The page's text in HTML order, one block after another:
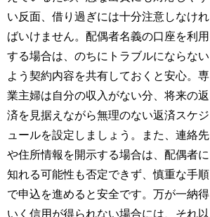
い反面、借り過ぎには十分注意しなけれ
ばいけません。配偶者名義の口座を利用
する場合は、のちにトラブルにならない
よう契約内容を共有しておくと安心。専
業主婦は自分の収入がない分、将来の返
済を見据えながら無理のない返済スケジ
ュールを設定しましょう。また、連絡先
や住所情報を開示する場合は、配偶者に
知れる可能性も否定できず、慎重な手順
で申込を進めると安全です。万が一納得
いく信用が得られない場合には、それ以